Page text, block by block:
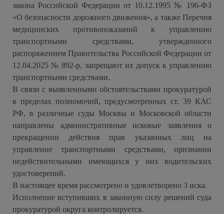
закона Российской Федерации от 10.12.1995 № 196-ФЗ
«О безопасности дорожного движения», а также Перечня
медицинских противопоказаний к управлению
транспортными средствами, утвержденного
распоряжением Правительства Российской Федерации от
12.04.2025 № 892-р, запрещают их допуск к управлению
транспортными средствами.
В связи с выявленными обстоятельствами прокуратурой
в пределах полномочий, предусмотренных ст. 39 КАС
РФ, в различные суды Москвы и Московской области
направлены административные исковые заявления о
прекращении действия прав указанных лиц на
управление транспортными средствами, признании
недействительными имеющихся у них водительских
удостоверений.
В настоящее время рассмотрено и удовлетворено 3 иска.
Исполнение вступивших в законную силу решений суда
прокуратурой округа контролируется.